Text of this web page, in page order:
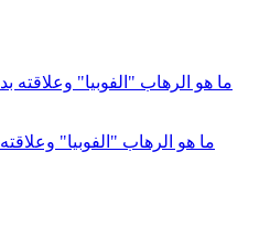
ما هو الرهاب "الفوبيا"